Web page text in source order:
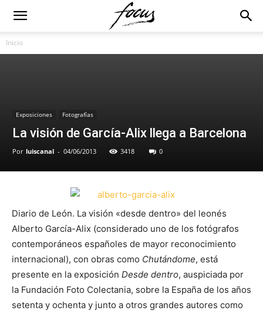
Inicio
Exposiciones Fotografías
La visión de García-Alix llega a Barcelona
Por luiscanal - 04/06/2013 3418 0
Diario de León. La visión «desde dentro» del leonés
Alberto García-Alix (considerado uno de los fotógrafos
contemporáneos españoles de mayor reconocimiento
internacional), con obras como Chutándome, está
presente en la exposición Desde dentro, auspiciada por
la Fundación Foto Colectania, sobre la España de los años
setenta y ochenta y junto a otros grandes autores como